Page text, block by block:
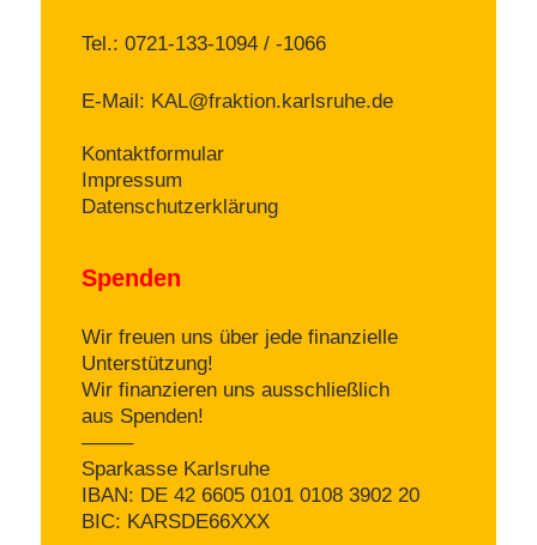
Tel.: 0721-133-1094 / -1066
E-Mail: KAL@fraktion.karlsruhe.de
Kontaktformular
Impressum
Datenschutzerklärung
Spenden
Wir freuen uns über jede finanzielle
Unterstützung!
Wir finanzieren uns ausschließlich
aus Spenden!
——–
Sparkasse Karlsruhe
IBAN: DE 42 6605 0101 0108 3902 20
BIC: KARSDE66XXX